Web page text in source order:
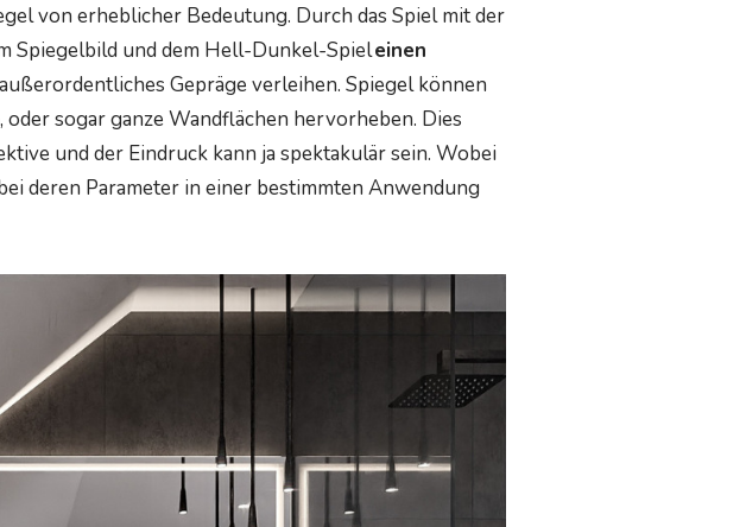
von erheblicher Bedeutung. Durch das Spiel mit der
Spiegelbild und dem Hell-Dunkel-Spieleinen
Gepräge verleihen. Spiegel können
sogar ganze Wandflächen hervorheben. Dies
und der Eindruck kann ja spektakulär sein. Wobei
deren Parameter in einer bestimmten Anwendung